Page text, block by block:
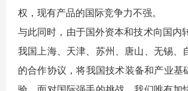
权，现有产品的国际竞争力不强。
与此同时，由于国外资本和技术向国内
我国上海、天津、苏州、唐山、无锡
的合作协议，将我国技术装备和产业